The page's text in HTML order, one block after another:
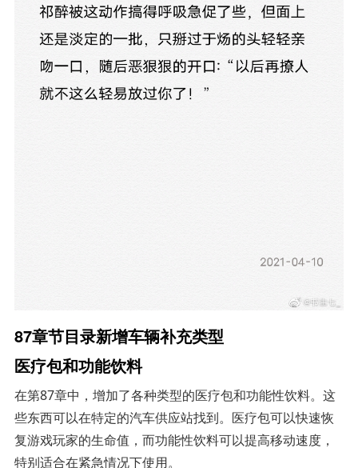
87章节目录新增车辆补充类型
医疗包和功能饮料
在第87章中，增加了各种类型的医疗包和功能性饮料。这
些东西可以在特定的汽车供应站找到。医疗包可以快速恢
复游戏玩家的生命值，而功能性饮料可以提高移动速度，
特别适合在紧急情况下使用。